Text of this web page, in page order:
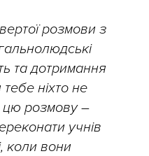
розмови з
та дотримання
ніхто не
цю розмову –
учнів
коли вони